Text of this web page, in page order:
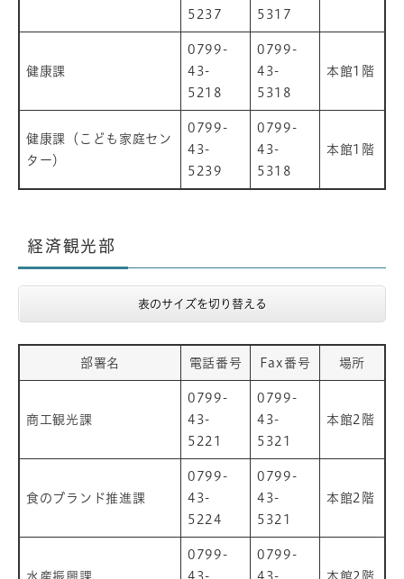
5237
5317
健康課
0799-
43-
5218
0799-
43-
5318
本館1階
健康課（こども家庭セン
ター）
0799-
43-
5239
0799-
43-
5318
本館1階
経済観光部
表のサイズを切り替える
部署名 電話番号 Fax番号 場所
商工観光課
0799-
43-
5221
0799-
43-
5321
本館2階
食のブランド推進課
0799-
43-
5224
0799-
43-
5321
本館2階
水産振興課
0799-
43-
0799-
43-
本館2階